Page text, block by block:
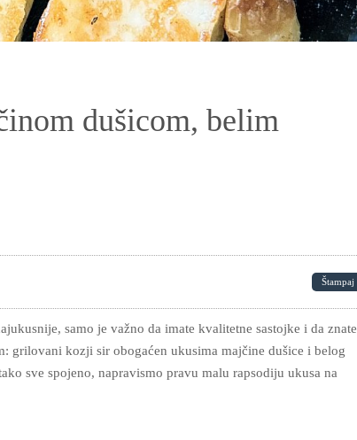
dušicom, belim
Štampaj
samo je važno da imate kvalitetne sastojke i da znate
grilovani kozji sir obogaćen ukusima majčine dušice i belog
sve spojeno, napravismo pravu malu rapsodiju ukusa na